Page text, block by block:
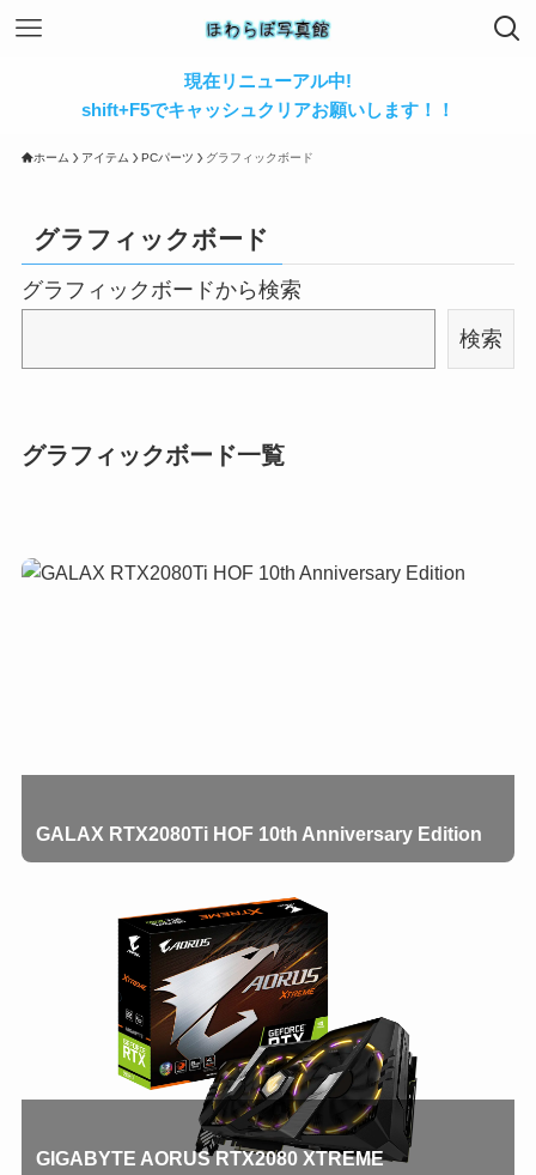
現在リニューアル中!
shift+F5でキャッシュクリアお願いします！！
ホーム アイテム PCパーツ グラフィックボード
グラフィックボード
グラフィックボードから検索
検索
グラフィックボード一覧
GALAX RTX2080Ti HOF 10th Anniversary Edition
GIGABYTE AORUS RTX2080 XTREME